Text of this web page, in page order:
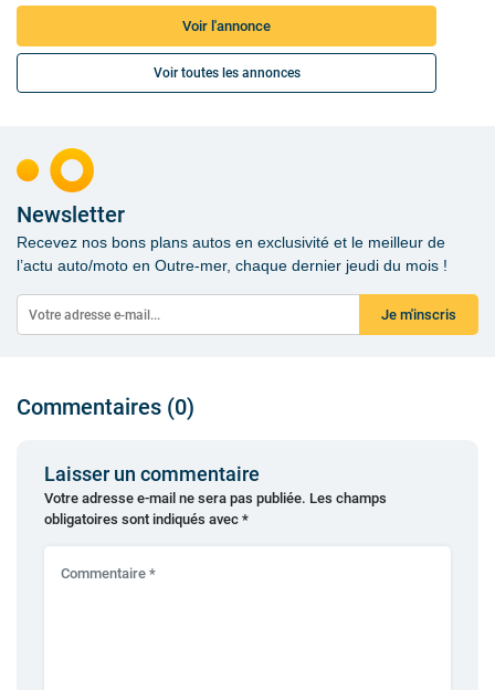
Voir l'annonce
Voir toutes les annonces
Newsletter
Recevez nos bons plans autos en exclusivité et le meilleur de
l’actu auto/moto en Outre-mer, chaque dernier jeudi du mois !
Je m'inscris
Commentaires (0)
Laisser un commentaire
Votre adresse e-mail ne sera pas publiée. Les champs
obligatoires sont indiqués avec *